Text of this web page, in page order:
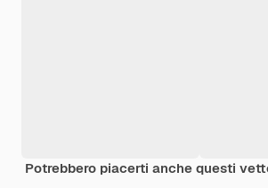
Potrebbero piacerti anche questi